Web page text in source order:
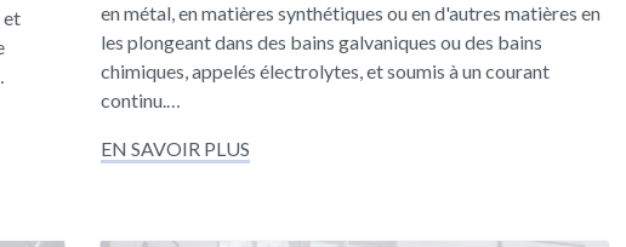
et
en métal, en matières synthétiques ou en d'autres matières en
les plongeant dans des bains galvaniques ou des bains
chimiques, appelés électrolytes, et soumis à un courant
continu.…
EN SAVOIR PLUS